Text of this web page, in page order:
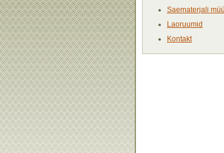
Saematerjali
Laoruumid
Kontakt